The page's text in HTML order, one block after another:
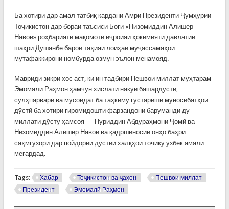
Ба хотири дар амал татбиқ кардани Амри Президенти Ҷумҳурии
Тоҷикистон дар бораи таъсиси Боғи «Низомиддин Алишер
Навоӣ» роҳбарияти мақомоти иҷроияи ҳокимияти давлатии
шаҳри Душанбе барои таҳияи лоиҳаи муҷассамаҳои
мутафаккирони номбурда озмун эълон менамояд.
Мавриди зикри хос аст, ки ин тадбири Пешвои миллат муҳтарам
Эмомалӣ Раҳмон ҳамчун хислати накуи башардӯстӣ,
сулҳпарварӣ ва мусоидат ба таҳкиму густариши муносибатҳои
дӯстӣ ба хотири гиромидошти фарзандони баруманди ду
миллати дӯсту ҳамсоя — Нуриддин Абдураҳмони Ҷомӣ ва
Низомиддин Алишер Навоӣ ва қадршиносии онҳо баҳри
саҳмгузорӣ дар пойдории дӯстии халқҳои точику ӯзбек амалӣ
мегардад.
Tags: Хабар Тоҷикистон ва ҷаҳон
Пешвои миллат
Президент
Эмомалӣ Раҳмон